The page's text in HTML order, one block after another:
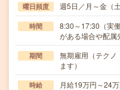
曜日頻度 週5日／月～金（
時間
8:30～17:30（実
がある場合や配
期間
無期雇用（テクノ
ます）
時給
月給19万円～24